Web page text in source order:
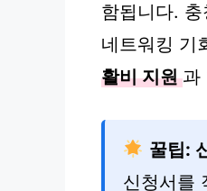
함됩니다.
네트워킹 기
활비 지원 과
꿀팁:
신청서를